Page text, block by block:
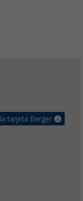
tarjeta Berger